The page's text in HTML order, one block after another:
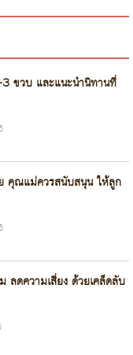
3 ขวบ และแนะนำนิทานที่
คุณแม่ควรสนับสนุน ให้ลูก
ลดความเสี่ยง ด้วยเคล็ดลับ